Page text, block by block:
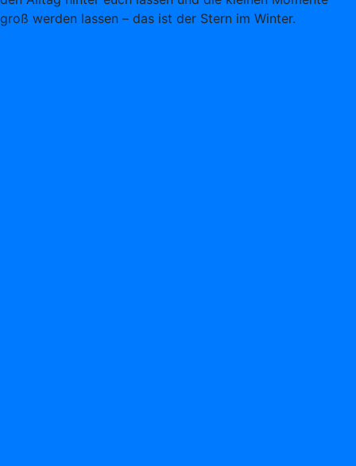
groß werden lassen – das ist der Stern im Winter.